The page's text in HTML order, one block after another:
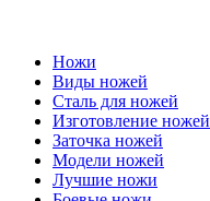
Ножи
Виды ножей
Сталь для ножей
Изготовление ножей
Заточка ножей
Модели ножей
Лучшие ножи